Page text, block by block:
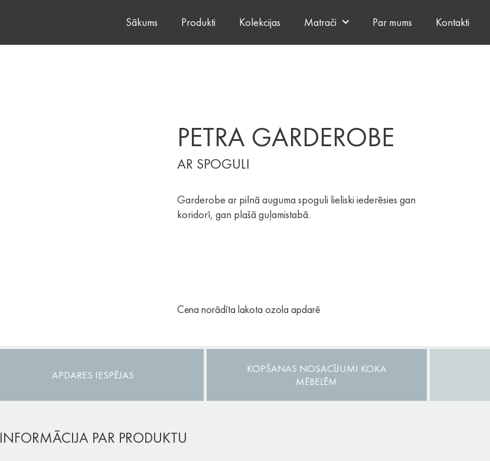
Sākums Produkti Kolekcijas Matrači Par mums Kontakti
PETRA GARDEROBE
AR SPOGULI
Garderobe ar pilnā auguma spoguli lieliski iederēsies gan
koridorī, gan plašā guļamistabā.
Cena norādīta lakota ozola apdarē
APDARES IESPĒJAS
KOPŠANAS NOSACĪJUMI KOKA
MĒBELĒM
INFORMĀCIJA PAR PRODUKTU